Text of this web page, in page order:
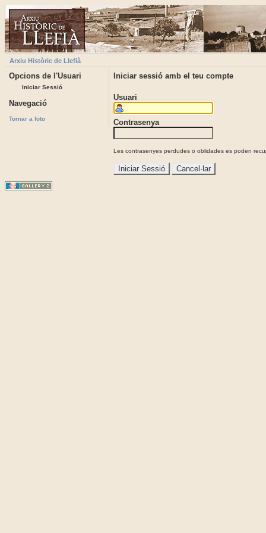
Arxiu Històric de Llefià
Opcions de l'Usuari
Iniciar Sessió
Navegació
Tornar a foto
Iniciar sessió amb el teu compte
Usuari
Contrasenya
Les contrasenyes perdudes o oblidades es poden